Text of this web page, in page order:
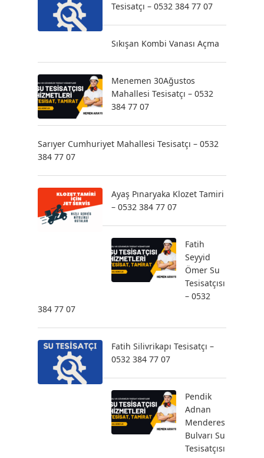
Tesisatçı – 0532 384 77 07
Sıkışan Kombi Vanası Açma
Menemen 30Ağustos
Mahallesi Tesisatçı – 0532
384 77 07
Sarıyer Cumhuriyet Mahallesi Tesisatçı – 0532
384 77 07
Ayaş Pınaryaka Klozet Tamiri
– 0532 384 77 07
Fatih
Seyyid
Ömer Su
Tesisatçısı
– 0532
384 77 07
Fatih Silivrikapı Tesisatçı –
0532 384 77 07
Pendik
Adnan
Menderes
Bulvarı Su
Tesisatçısı